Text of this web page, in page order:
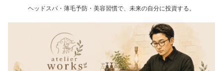
ヘッドスパ・薄毛予防・美容習慣で、未来の自分に投資する。